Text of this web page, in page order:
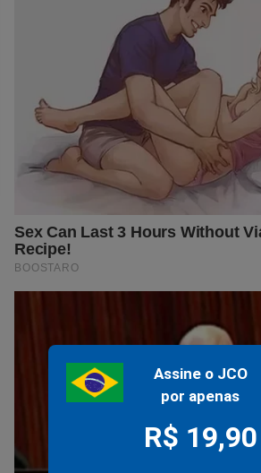
Assine o JCO
por apenas
R$ 19,90